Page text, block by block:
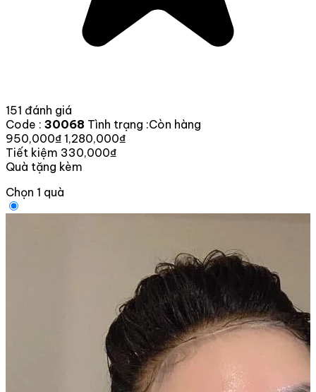
151 đánh giá
Code : 30068 Tình trạng :Còn hàng
950,000₫ 1,280,000₫
Tiết kiệm 330,000₫
Quà tặng kèm
Chọn 1 quà